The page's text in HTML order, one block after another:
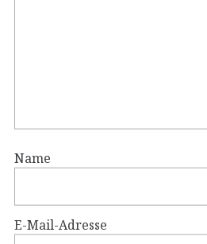
Name
E-Mail-Adresse